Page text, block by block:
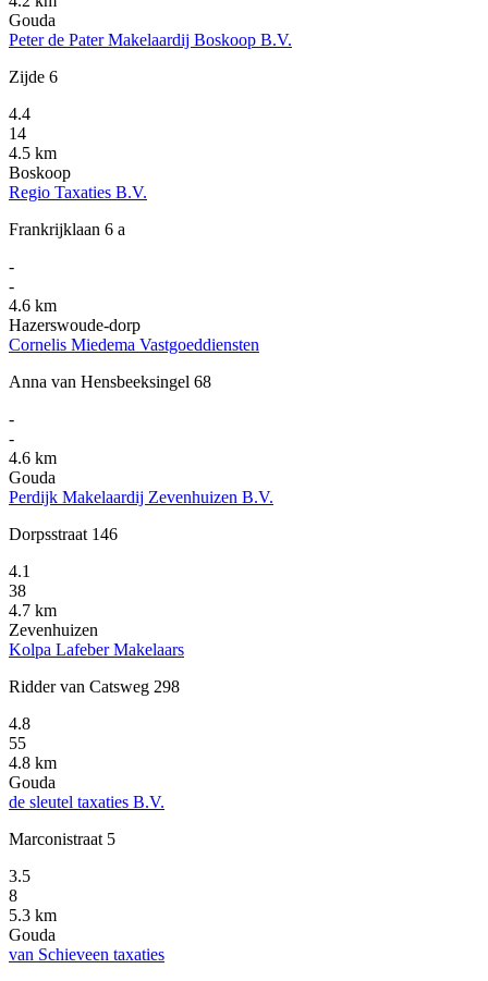
Gouda
Peter de Pater Makelaardij Boskoop B.V.
Zijde 6
4.4
14
4.5 km
Boskoop
Regio Taxaties B.V.
Frankrijklaan 6 a
-
-
4.6 km
Hazerswoude-dorp
Cornelis Miedema Vastgoeddiensten
Anna van Hensbeeksingel 68
-
-
4.6 km
Gouda
Perdijk Makelaardij Zevenhuizen B.V.
Dorpsstraat 146
4.1
38
4.7 km
Zevenhuizen
Kolpa Lafeber Makelaars
Ridder van Catsweg 298
4.8
55
4.8 km
Gouda
de sleutel taxaties B.V.
Marconistraat 5
3.5
8
5.3 km
Gouda
van Schieveen taxaties